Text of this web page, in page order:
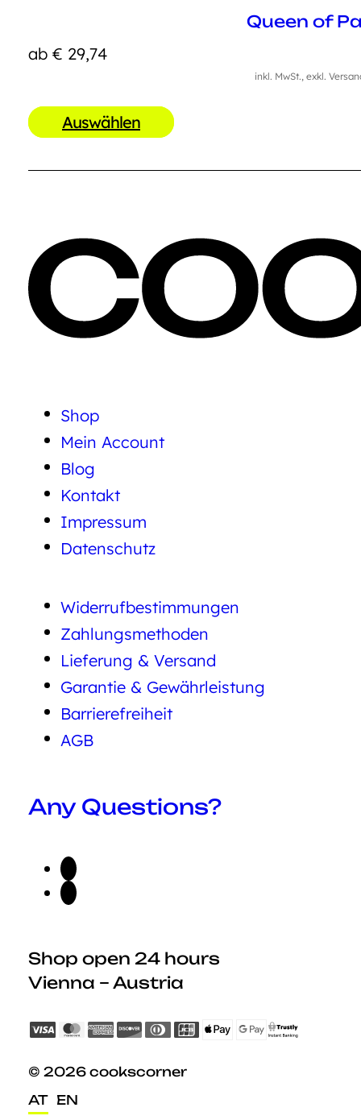
Queen of
ab € 29,74
inkl. MwSt., exkl.
Auswählen
Shop
Mein Account
Blog
Kontakt
Impressum
Datenschutz
Widerrufbestimmungen
Zahlungsmethoden
Lieferung & Versand
Garantie & Gewährleistung
Barrierefreiheit
AGB
Any Questions?
Shop open 24 hours
Vienna – Austria
© 2026 cookscorner
AT EN